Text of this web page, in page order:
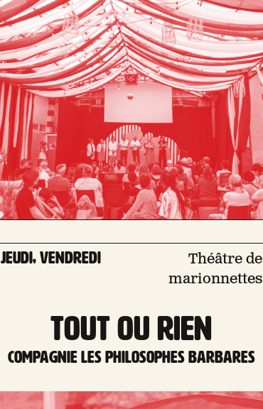
jeudi, vendredi
Théâtre de
marionnettes
TOUT OU RIEN
Compagnie Les philosophes barbares